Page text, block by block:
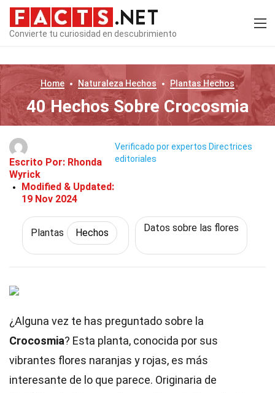
Convierte tu curiosidad en descubrimiento
Home Naturaleza Hechos PlantasHechos
40 Hechos Sobre Crocosmia
Escrito Por: Rhonda
Wyrick
Modified & Updated:
19 Nov 2024
Verificado por expertos Directrices
editoriales
Plantas Hechos Datos sobre las flores
¿Alguna vez te has preguntado sobre la
Crocosmia? Esta planta, conocida por sus
vibrantes flores naranjas y rojas, es más
interesante de lo que parece. Originaria de